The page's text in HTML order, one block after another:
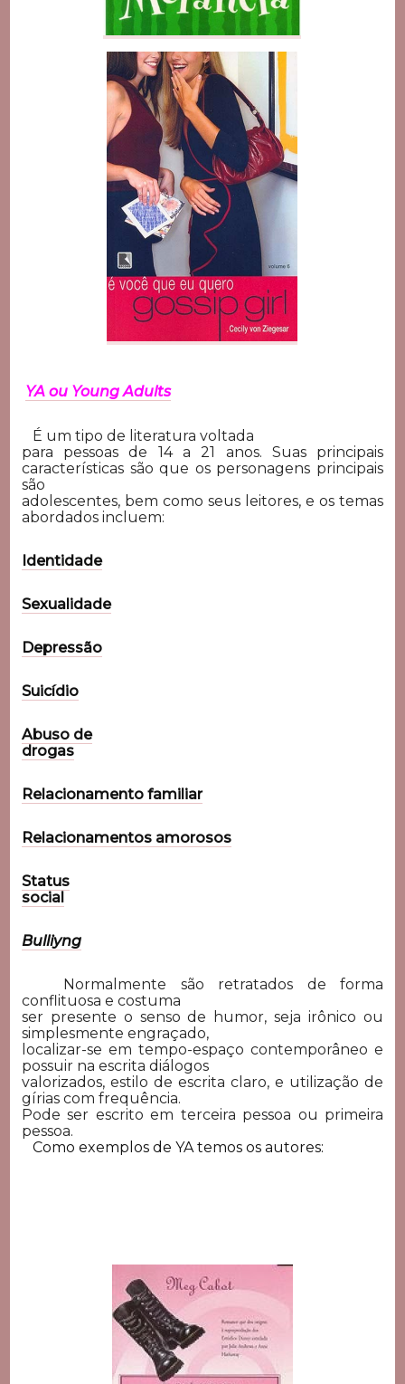
YA ou Young Adults
É um tipo de literatura voltada
para pessoas de 14 a 21 anos. Suas principais
características são que os personagens principais
são
adolescentes, bem como seus leitores, e os temas
abordados incluem:
Identidade
Sexualidade
Depressão
Suicídio
Abuso de
drogas
Relacionamento familiar
Relacionamentos amorosos
Status
social
Bulliyng
Normalmente são retratados de forma
conflituosa e costuma
ser presente o senso de humor, seja irônico ou
simplesmente engraçado,
localizar-se em tempo-espaço contemporâneo e
possuir na escrita diálogos
valorizados, estilo de escrita claro, e utilização de
gírias com frequência.
Pode ser escrito em terceira pessoa ou primeira
pessoa.
Como exemplos de YA temos os autores: